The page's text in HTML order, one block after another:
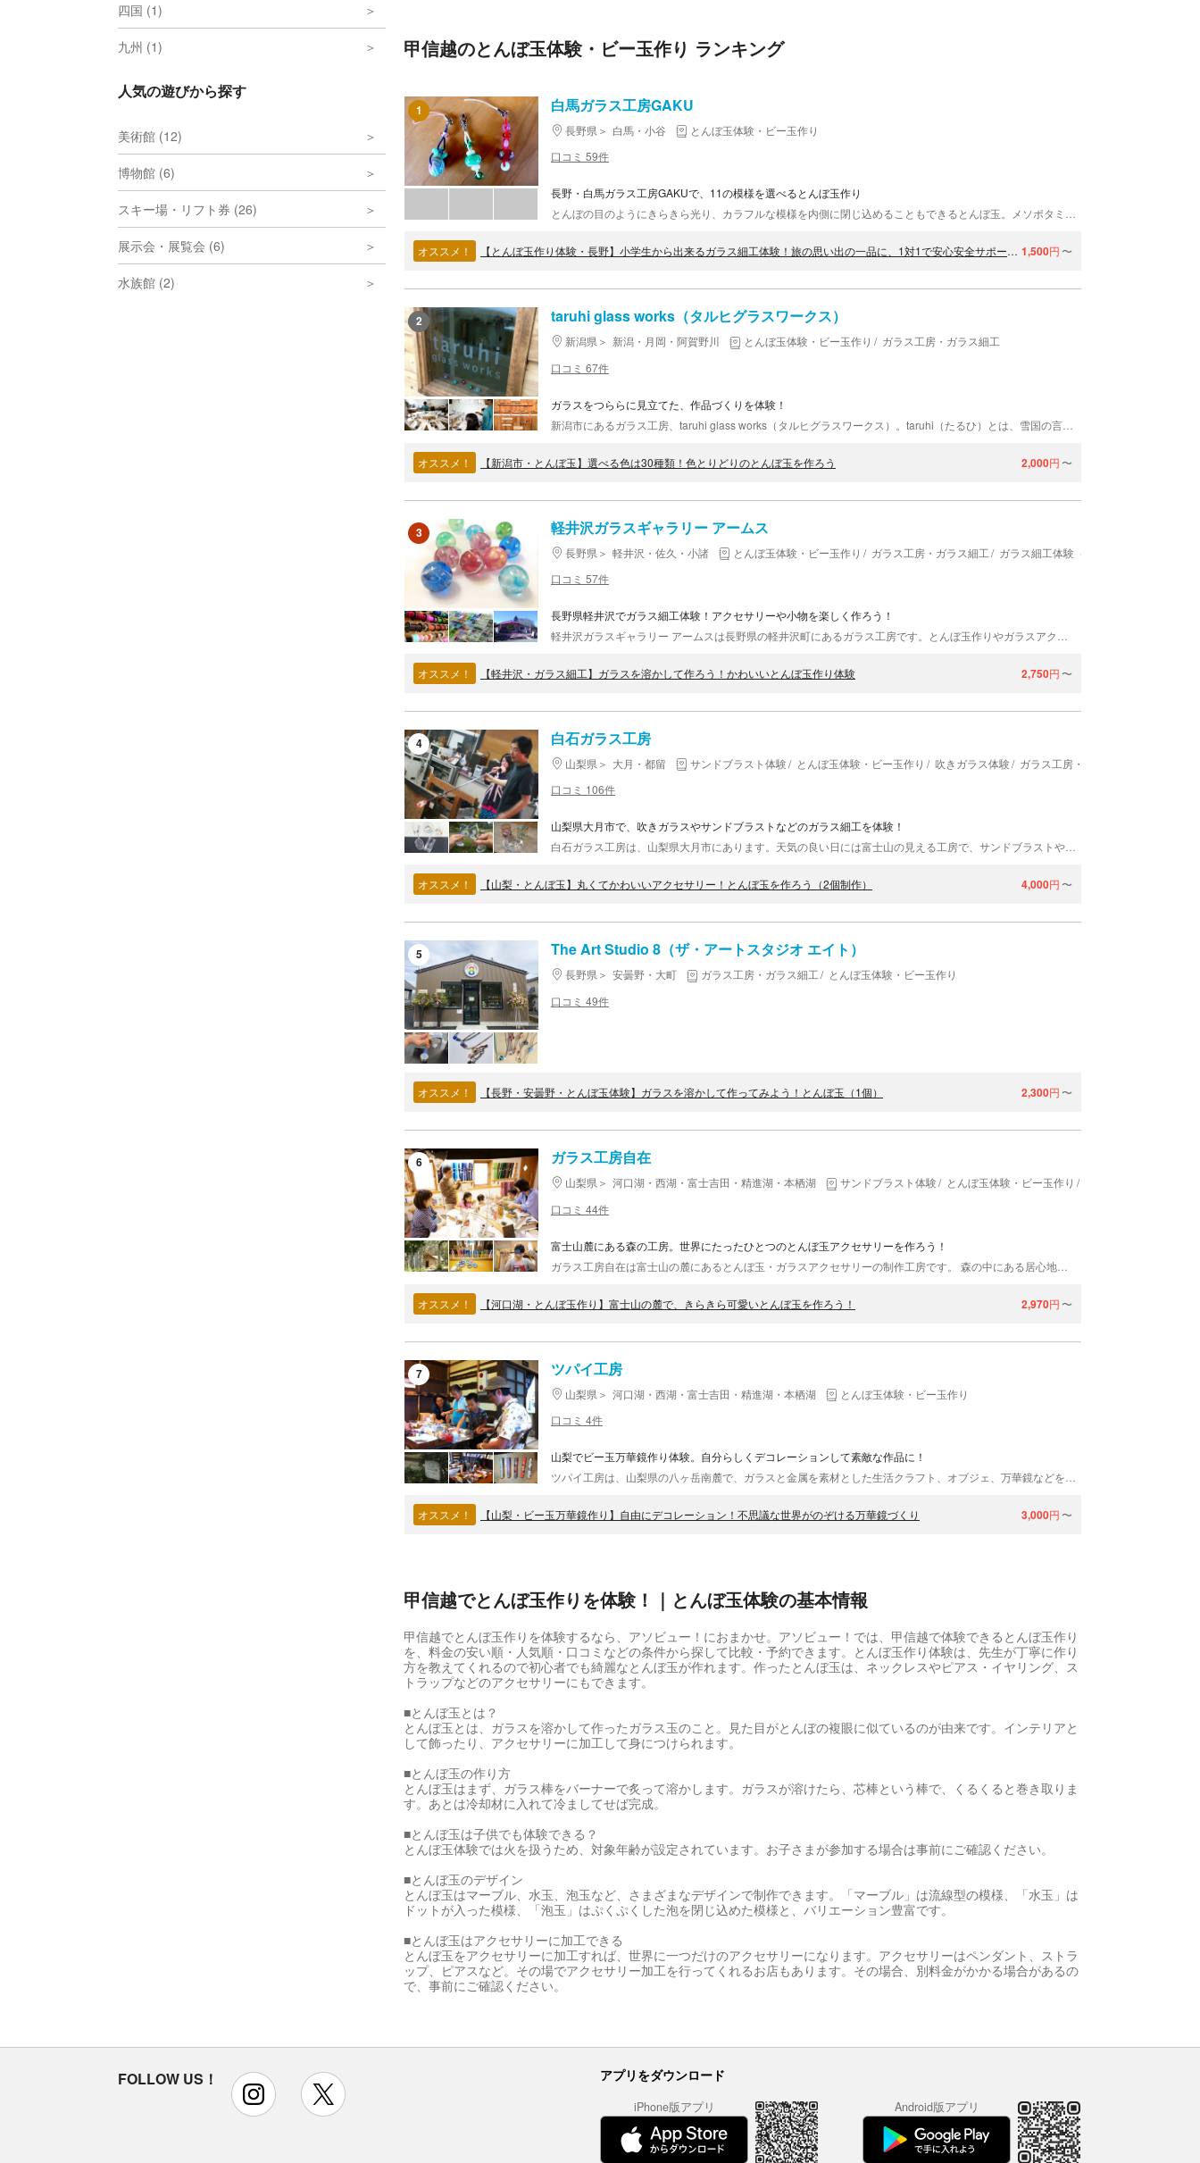
四国 (1)
九州 (1)
人気の遊びから探す
美術館 (12)
博物館 (6)
スキー場・リフト券 (26)
展示会・展覧会 (6)
水族館 (2)
甲信越のとんぼ玉体験・ビー玉作り ランキング
1 白馬ガラス工房GAKU
長野県 白馬・小谷
とんぼ玉体験・ビー玉作り
口コミ 59件
長野・白馬ガラス工房GAKUで、11の模様を選べるとんぼ玉作り
オススメ！ 【とんぼ玉作り体験・長野】小学生から出来るガラス細工体験！旅の思い出の一品に、1対1で安心安全サポート！白馬駅より車で5分 1,500円 〜
2 taruhi glass works（タルヒグラスワークス）
新潟県 新潟・月岡・阿賀野川 とんぼ玉体験・ビー玉作り
ガラス工房・ガラス細工
口コミ 67件
ガラスをつららに見立てた、作品づくりを体験！
オススメ！ 【新潟市・とんぼ玉】選べる色は30種類！色とりどりのとんぼ玉を作ろう 2,000円 〜
3 軽井沢ガラスギャラリー アームス
長野県 軽井沢・佐久・小諸 とんぼ玉体験・ビー玉作り ガラス工房・ガラス細工
ガラス細工体験（宇宙・星空モチーフ）
口コミ 57件
長野県軽井沢でガラス細工体験！アクセサリーや小物を楽しく作ろう！
オススメ！ 【軽井沢・ガラス細工】ガラスを溶かして作ろう！かわいいとんぼ玉作り体験 2,750円 〜
4 白石ガラス工房
山梨県 大月・都留 サンドブラスト体験 とんぼ玉体験・ビー玉作り 吹きガラス体験
ガラス工房・ガラス細工
口コミ 106件
山梨県大月市で、吹きガラスやサンドブラストなどのガラス細工を体験！
白石ガラス工房は、山梨県大月市にあります。天気の良い日には富士山の見える工房で、サンドブラストや吹きガラスなどのガラス細工を体験しませんか。当店は都心から車で1時間、都会の喧騒を忘れられる場所にございます。体験の後で、温泉やハイキングなども楽しめますよ。
オススメ！ 【山梨・とんぼ玉】丸くてかわいいアクセサリー！とんぼ玉を作ろう（2個制作） 4,000円 〜
5 The Art Studio 8（ザ・アートスタジオ エイト）
長野県 安曇野・大町 ガラス工房・ガラス細工
とんぼ玉体験・ビー玉作り
口コミ 49件
オススメ！ 【長野・安曇野・とんぼ玉体験】ガラスを溶かして作ってみよう！とんぼ玉（1個） 2,300円 〜
6 ガラス工房自在
山梨県 河口湖・西湖・富士吉田・精進湖・本栖湖 サンドブラスト体験 とんぼ玉体験・ビー玉作り
口コミ 44件
富士山麓にある森の工房。世界にたったひとつのとんぼ玉アクセサリーを作ろう！
オススメ！ 【河口湖・とんぼ玉作り】富士山の麓で、きらきら可愛いとんぼ玉を作ろう！ 2,970円 〜
7 ツパイ工房
山梨県 河口湖・西湖・富士吉田・精進湖・本栖湖
とんぼ玉体験・ビー玉作り
口コミ 4件
山梨でビー玉万華鏡作り体験。自分らしくデコレーションして素敵な作品に！
オススメ！ 【山梨・ビー玉万華鏡作り】自由にデコレーション！不思議な世界がのぞける万華鏡づくり 3,000円 〜
甲信越でとんぼ玉作りを体験！｜とんぼ玉体験の基本情報
甲信越でとんぼ玉作りを体験するなら、アソビュー！におまかせ。アソビュー！では、甲信越で体験できるとんぼ玉作り
を、料金の安い順・人気順・口コミなどの条件から探して比較・予約できます。とんぼ玉作り体験は、先生が丁寧に作り
方を教えてくれるので初心者でも綺麗なとんぼ玉が作れます。作ったとんぼ玉は、ネックレスやピアス・イヤリング、ス
トラップなどのアクセサリーにもできます。
■とんぼ玉とは？
とんぼ玉とは、ガラスを溶かして作ったガラス玉のこと。見た目がとんぼの複眼に似ているのが由来です。インテリアと
して飾ったり、アクセサリーに加工して身につけられます。
■とんぼ玉の作り方
とんぼ玉はまず、ガラス棒をバーナーで炙って溶かします。ガラスが溶けたら、芯棒という棒で、くるくると巻き取りま
す。あとは冷却材に入れて冷ましてせば完成。
■とんぼ玉は子供でも体験できる？
とんぼ玉体験では火を扱うため、対象年齢が設定されています。お子さまが参加する場合は事前にご確認ください。
■とんぼ玉のデザイン
とんぼ玉はマーブル、水玉、泡玉など、さまざまなデザインで制作できます。「マーブル」は流線型の模様、「水玉」は
ドットが入った模様、「泡玉」はぷくぷくした泡を閉じ込めた模様と、バリエーション豊富です。
■とんぼ玉はアクセサリーに加工できる
とんぼ玉をアクセサリーに加工すれば、世界に一つだけのアクセサリーになります。アクセサリーはペンダント、ストラ
ップ、ピアスなど。その場でアクセサリー加工を行ってくれるお店もあります。その場合、別料金がかかる場合があるの
で、事前にご確認ください。
FOLLOW US！ instagram アプリをダウンロード
iPhone版アプリ Android版アプリ